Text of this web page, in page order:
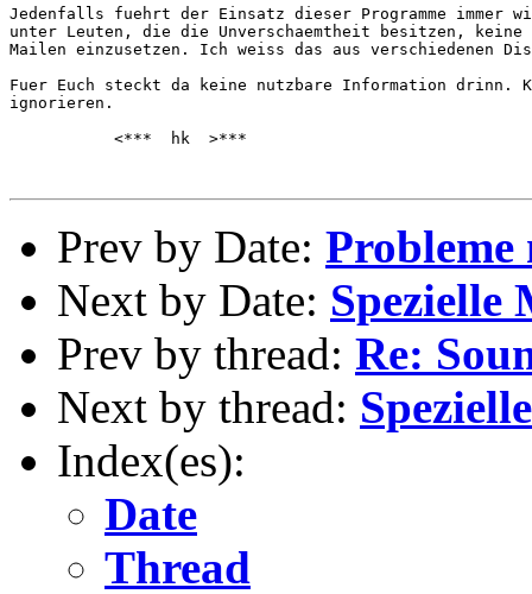
Jedenfalls fuehrt der Einsatz dieser Programme immer
unter Leuten, die die Unverschaemtheit besitzen, keine
Mailen einzusetzen. Ich weiss das aus verschiedenen
Fuer Euch steckt da keine nutzbare Information drinn.
ignorieren.
           <***  hk  >***
Prev by Date: Probleme
Next by Date: Spezielle
Prev by thread: Re:
Next by thread:
Index(es):
Date
Thread